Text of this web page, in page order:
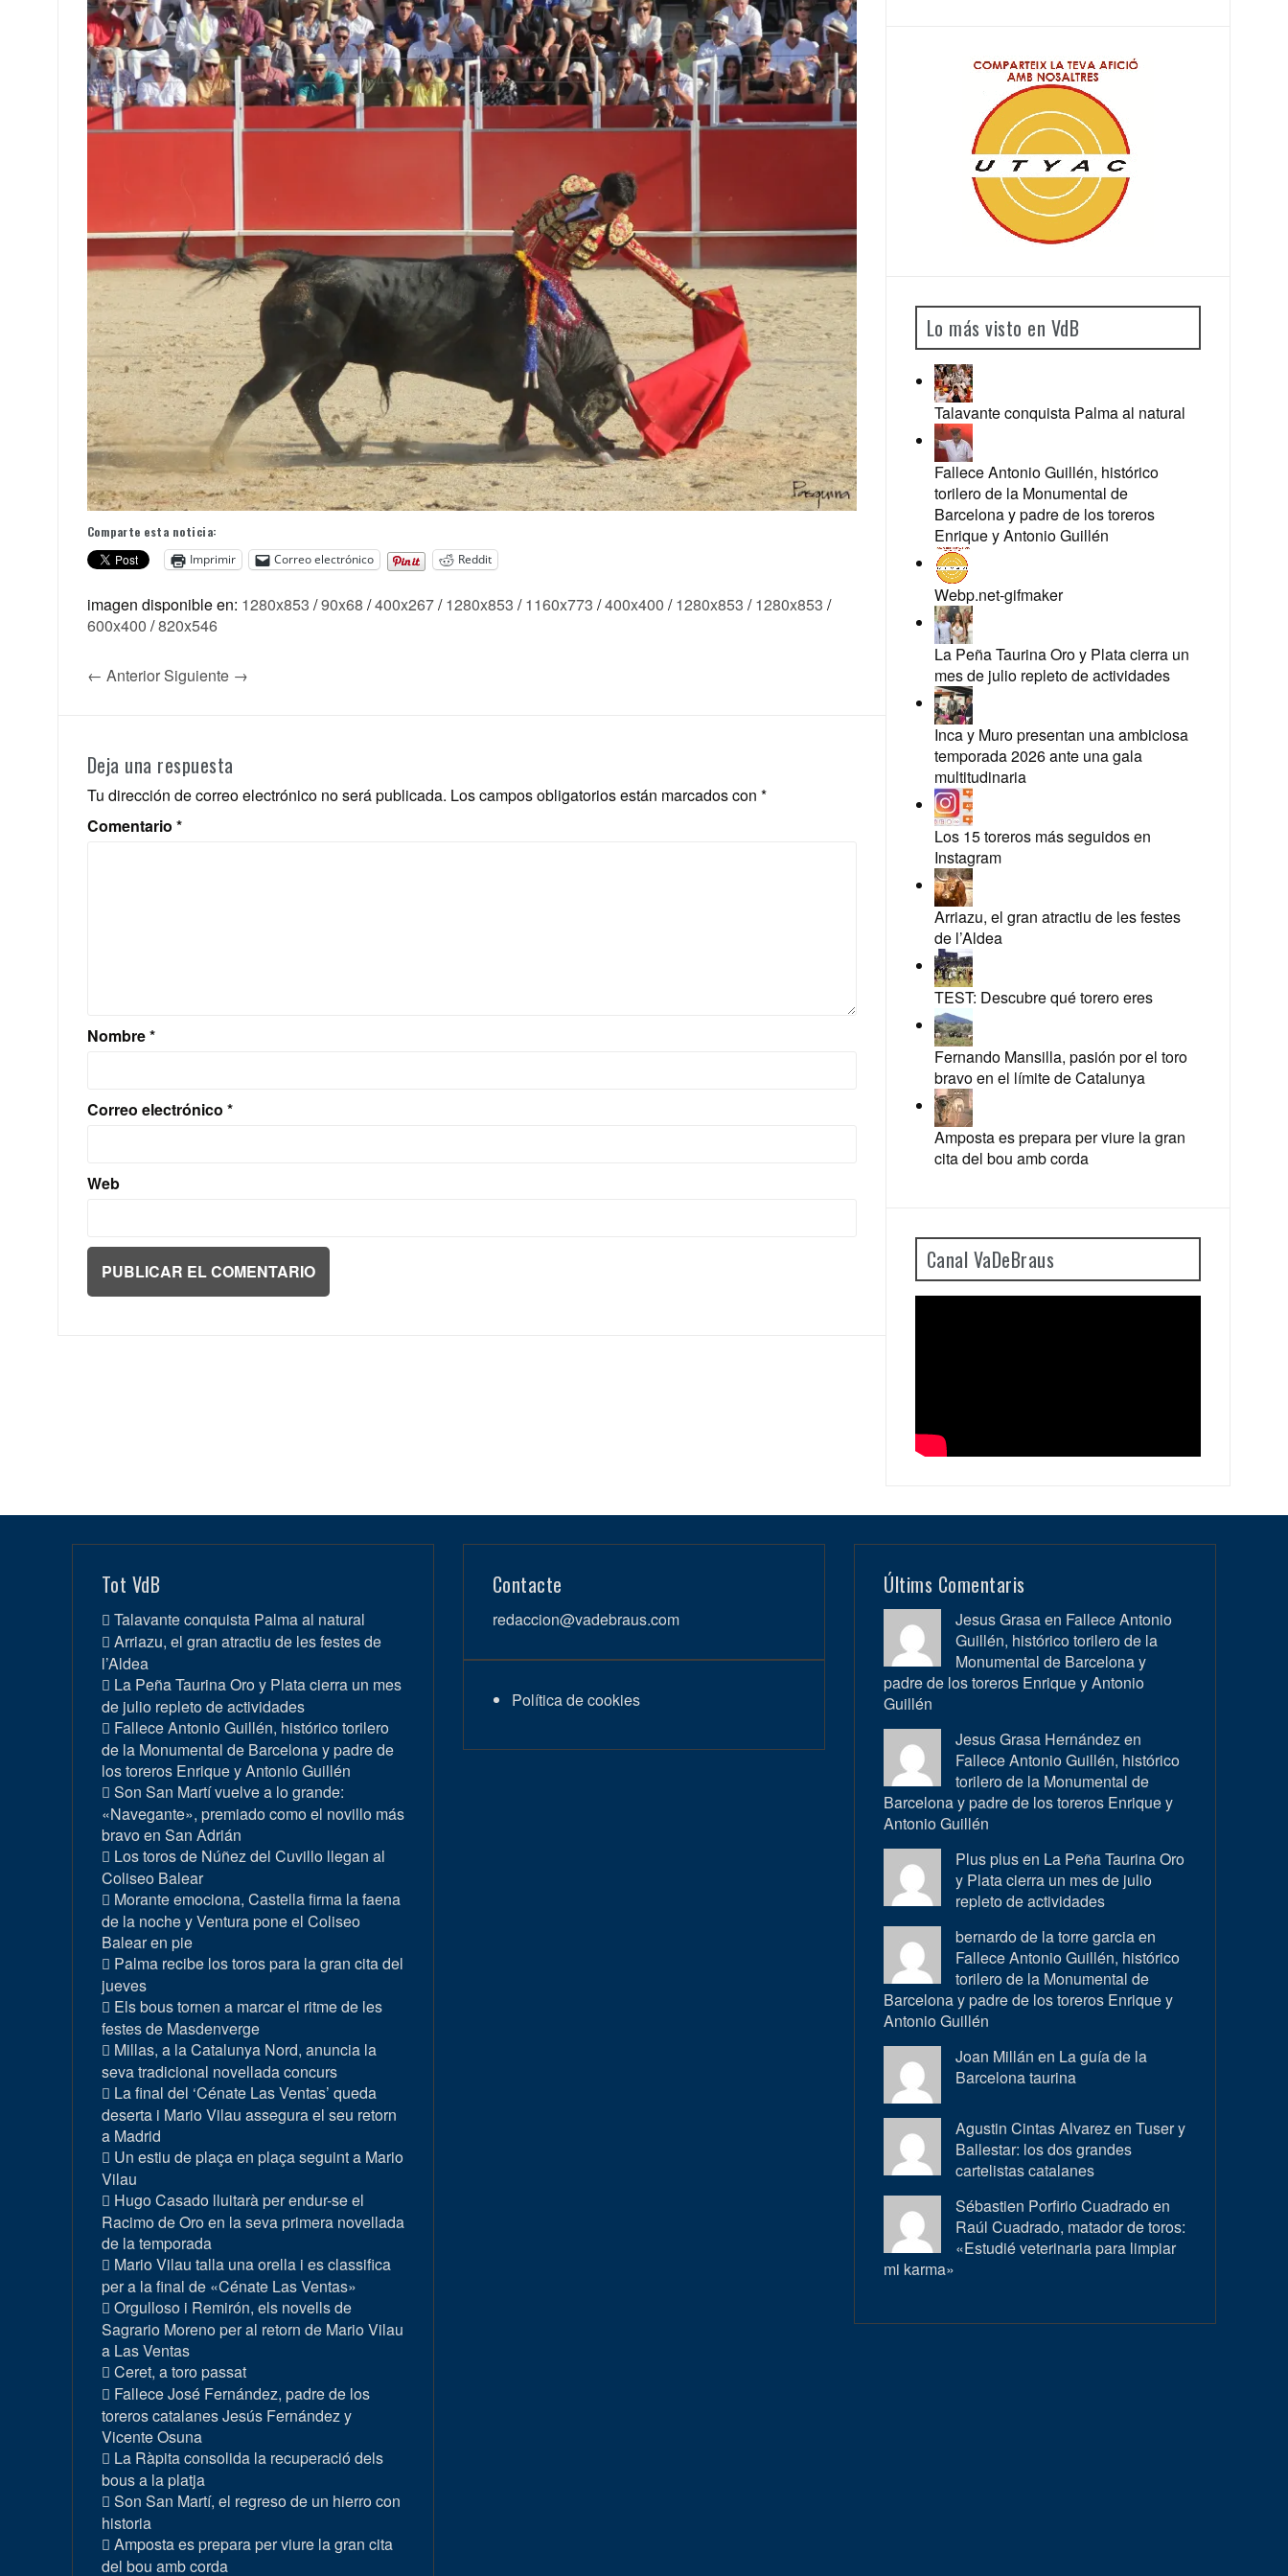
Comparte esta noticia:
Imprimir
Correo electrónico Reddit
imagen disponible en: 1280x853 /90x68 /400x267/1280x853 /1160x773 /400x400 /1280x853 /1280x853 /
600x400 /820x546
← Anterior Siguiente →
Deja una respuesta
Tu dirección de correo electrónico no será publicada. Los campos obligatorios están marcados con *
Comentario *
Nombre*
Correo electrónico *
Web
Lo más visto en VdB
Talavante conquista Palma al natural
Fallece Antonio Guillén, histórico
torilero de la Monumental de
Barcelona y padre de los toreros
Enrique y Antonio Guillén
Webp.net-gifmaker
La Peña Taurina Oro y Plata cierra un
mes de julio repleto de actividades
Inca y Muro presentan una ambiciosa
temporada 2026 ante una gala
multitudinaria
Los 15 toreros más seguidos en
Instagram
Arriazu, el gran atractiu de les festes
de l’Aldea
TEST: Descubre qué torero eres
Fernando Mansilla, pasión por el toro
bravo en el límite de Catalunya
Amposta es prepara per viure la gran
cita del bou amb corda
Canal VaDeBraus
Tot VdB
Talavante conquista Palma al natural
Arriazu, el gran atractiu de les festes de
l’Aldea
La Peña Taurina Oro y Plata cierra un mes
de julio repleto de actividades
Fallece Antonio Guillén, histórico torilero
de la Monumental de Barcelona y padre de
los toreros Enrique y Antonio Guillén
Son San Martí vuelve a lo grande:
«Navegante», premiado como el novillo más
bravo en San Adrián
Los toros de Núñez del Cuvillo llegan al
Coliseo Balear
Morante emociona, Castella firma la faena
de la noche y Ventura pone el Coliseo
Balear en pie
Palma recibe los toros para la gran cita del
jueves
Els bous tornen a marcar el ritme de les
festes de Masdenverge
Millas, a la Catalunya Nord, anuncia la
seva tradicional novellada concurs
La final del ‘Cénate Las Ventas’ queda
deserta i Mario Vilau assegura el seu retorn
a Madrid
Un estiu de plaça en plaça seguint a Mario
Vilau
Hugo Casado lluitarà per endur-se el
Racimo de Oro en la seva primera novellada
de la temporada
Mario Vilau talla una orella i es classifica
per a la final de «Cénate Las Ventas»
Orgulloso i Remirón, els novells de
Sagrario Moreno per al retorn de Mario Vilau
a Las Ventas
Ceret, a toro passat
Fallece José Fernández, padre de los
toreros catalanes Jesús Fernández y
Vicente Osuna
La Ràpita consolida la recuperació dels
bous a la platja
Son San Martí, el regreso de un hierro con
historia
Amposta es prepara per viure la gran cita
del bou amb corda
Contacte
redaccion@vadebraus.com
Política de cookies
Últims Comentaris
Jesus Grasa en Fallece Antonio
Guillén, histórico torilero de la
Monumental de Barcelona y
padre de los toreros Enrique y Antonio
Guillén
Jesus Grasa Hernández en
Fallece Antonio Guillén, histórico
torilero de la Monumental de
Barcelona y padre de los toreros Enrique y
Antonio Guillén
Plus plus en La Peña Taurina Oro
y Plata cierra un mes de julio
repleto de actividades
bernardo de la torre garcia en
Fallece Antonio Guillén, histórico
torilero de la Monumental de
Barcelona y padre de los toreros Enrique y
Antonio Guillén
Joan Millán en La guía de la
Barcelona taurina
Agustin Cintas Alvarez enTuser y
Ballestar: los dos grandes
cartelistas catalanes
Sébastien Porfirio Cuadrado en
Raúl Cuadrado, matador de toros:
«Estudié veterinaria para limpiar
mi karma»